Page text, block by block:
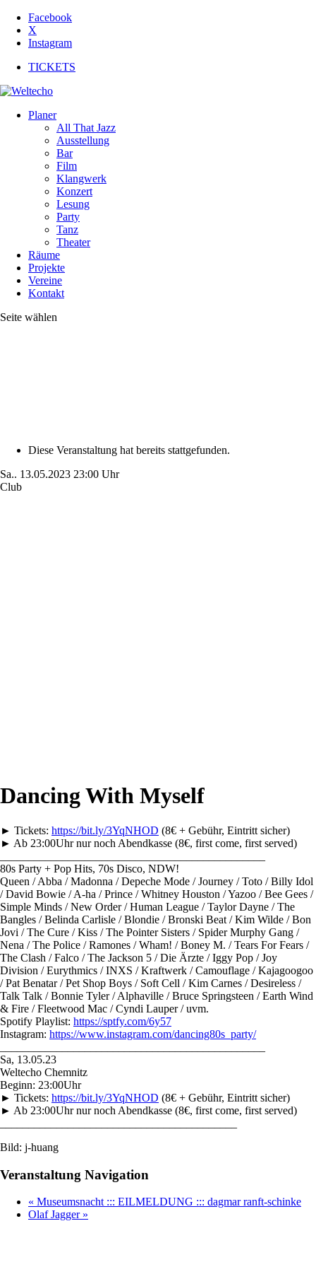
Facebook
X
Instagram
TICKETS
Planer
All That Jazz
Ausstellung
Bar
Film
Klangwerk
Konzert
Lesung
Party
Tanz
Theater
Räume
Projekte
Vereine
Kontakt
Seite wählen
Diese Veranstaltung hat bereits stattgefunden.
Sa.. 13.05.2023 23:00 Uhr
Club
Dancing With Myself
► Tickets: https://bit.ly/3YqNHOD (8€ + Gebühr, Eintritt sicher)
► Ab 23:00Uhr nur noch Abendkasse (8€, first come, first served)
80s Party + Pop Hits, 70s Disco, NDW!
Queen / Abba / Madonna / Depeche Mode / Journey / Toto / Billy Idol
/ David Bowie / A-ha / Prince / Whitney Houston / Yazoo / Bee Gees /
Simple Minds / New Order / Human League / Taylor Dayne / The
Bangles / Belinda Carlisle / Blondie / Bronski Beat / Kim Wilde / Bon
Jovi / The Cure / Kiss / The Pointer Sisters / Spider Murphy Gang /
Nena / The Police / Ramones / Wham! / Boney M. / Tears For Fears /
The Clash / Falco / The Jackson 5 / Die Ärzte / Iggy Pop / Joy
Division / Eurythmics / INXS / Kraftwerk / Camouflage / Kajagoogoo
/ Pat Benatar / Pet Shop Boys / Soft Cell / Kim Carnes / Desireless /
Talk Talk / Bonnie Tyler / Alphaville / Bruce Springsteen / Earth Wind
& Fire / Fleetwood Mac / Cyndi Lauper / uvm.
Spotify Playlist: https://sptfy.com/6y57
Instagram: https://www.instagram.com/dancing80s_party/
Sa, 13.05.23
Weltecho Chemnitz
Beginn: 23:00Uhr
► Tickets: https://bit.ly/3YqNHOD (8€ + Gebühr, Eintritt sicher)
► Ab 23:00Uhr nur noch Abendkasse (8€, first come, first served)
Bild: j-huang
Veranstaltung Navigation
« Museumsnacht ::: EILMELDUNG ::: dagmar ranft-schinke
Olaf Jagger »